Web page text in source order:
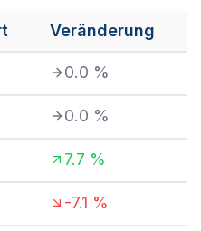
Veränderung
0.0 %
0.0 %
7.7 %
-7.1 %